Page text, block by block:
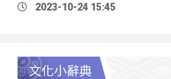
2023-10-24 15:45
文化小辭典